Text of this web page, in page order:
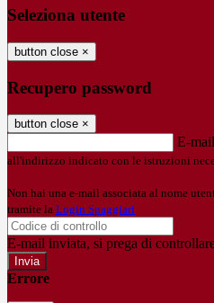
Seleziona utente
button close ×
Recupero password
button close ×
E-mail
all'indirizzo indicato con le istruzioni
Non hai una e-mail associata al nome
tramite la Login Spaggiari
E-mail inviata, si prega di
Errore